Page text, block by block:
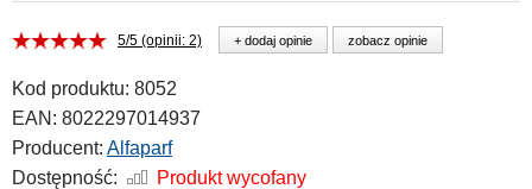
5/5 (opinii: 2) + dodaj opinie zobacz opinie
Kod produktu: 8052
EAN: 8022297014937
Producent: Alfaparf
Dostępność:
Produkt wycofany